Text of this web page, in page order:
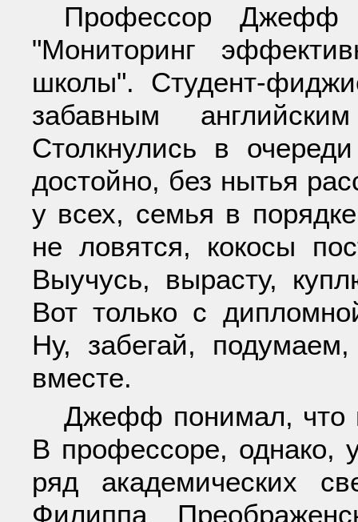
Профессор Джефф
"Мониторинг
школы". Студент-
забавным
Столкнулись в
достойно, без нытья
у всех, семья в
не ловятся, кокосы
Выучусь, вырасту,
Вот только с
Ну, забегай,
вместе.
Джефф понимал, что
В профессоре, однако,
ряд академических
Филиппа